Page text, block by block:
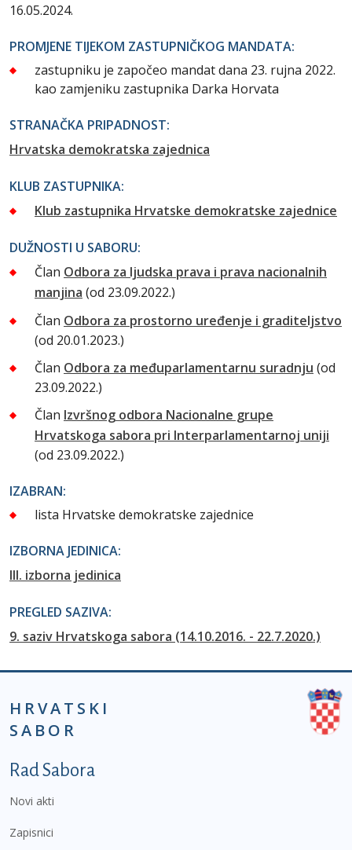
16.05.2024.
PROMJENE TIJEKOM ZASTUPNIČKOG MANDATA:
zastupniku je započeo mandat dana 23. rujna 2022.
kao zamjeniku zastupnika Darka Horvata
STRANAČKA PRIPADNOST:
Hrvatska demokratska zajednica
KLUB ZASTUPNIKA:
Klub zastupnika Hrvatske demokratske zajednice
DUŽNOSTI U SABORU:
Član Odbora za ljudska prava i prava nacionalnih
manjina (od 23.09.2022.)
Član Odbora za prostorno uređenje i graditeljstvo
(od 20.01.2023.)
Član Odbora za međuparlamentarnu suradnju (od
23.09.2022.)
Član Izvršnog odbora Nacionalne grupe
Hrvatskoga sabora pri Interparlamentarnoj uniji
(od 23.09.2022.)
IZABRAN:
lista Hrvatske demokratske zajednice
IZBORNA JEDINICA:
III. izborna jedinica
PREGLED SAZIVA:
9. saziv Hrvatskoga sabora (14.10.2016. - 22.7.2020.)
HRVATSKI
SABOR
Podnožje prvi izbornik
Rad Sabora
Novi akti
Zapisnici